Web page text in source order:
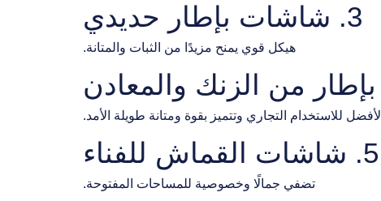
3. شاشات بإطار حديدي
هيكل قوي يمنح مزيدًا من الثبات والمتانة.
الأفضل للاستخدام التجاري وتتميز بقوة ومتانة طويلة الأمد.
5. شاشات القماش للفناء
تضفي جمالًا وخصوصية للمساحات المفتوحة.